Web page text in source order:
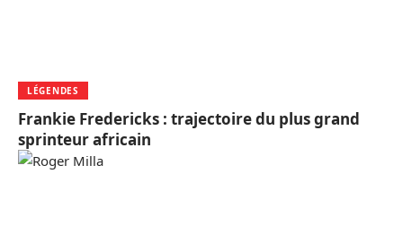
LÉGENDES
Frankie Fredericks : trajectoire du plus grand
sprinteur africain